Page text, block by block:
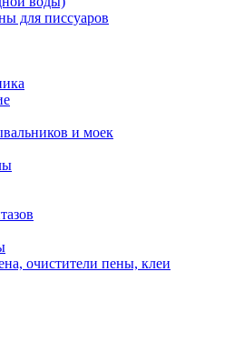
для писсуаров
и моек
очистители пены, клеи